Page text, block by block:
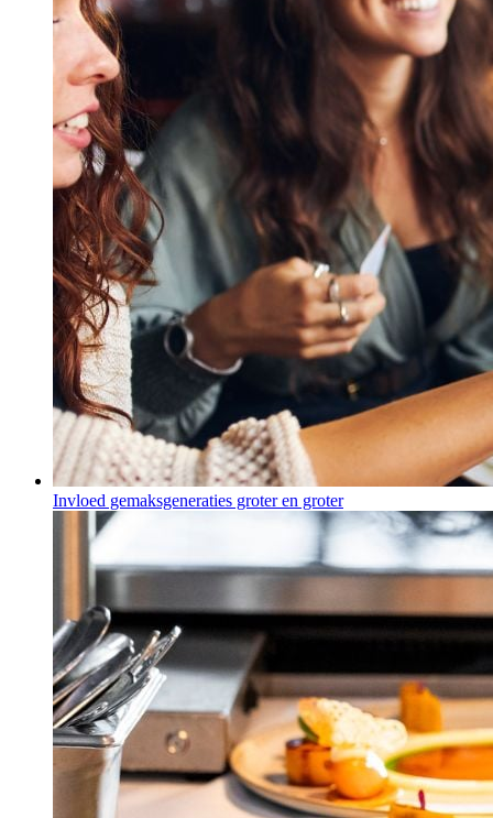
Invloed gemaksgeneraties groter en groter